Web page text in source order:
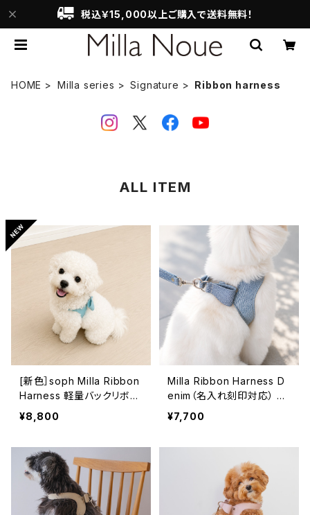
税込￥15,000以上ご購入で送料無料！
HOME Milla series Signature Ribbon harness
ALL ITEM
[新色］soph Milla Ribbon
Harness 軽量バックリボン
ハーネス アクアブルー
ーMilla series-
¥8,800
Milla Ribbon Harness D
enim（名入れ刻印対応） バ
ックリボンハーネス/ブルー
¥7,700